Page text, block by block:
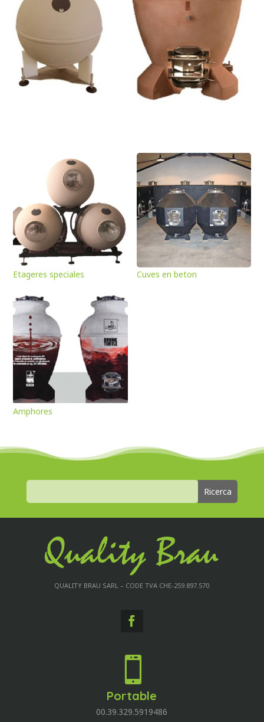
Etageres speciales Cuves en beton
Amphores
QUALITY BRAU SARL – CODE TVA CHE-259.897.570

Portable
00.39.329.5919486